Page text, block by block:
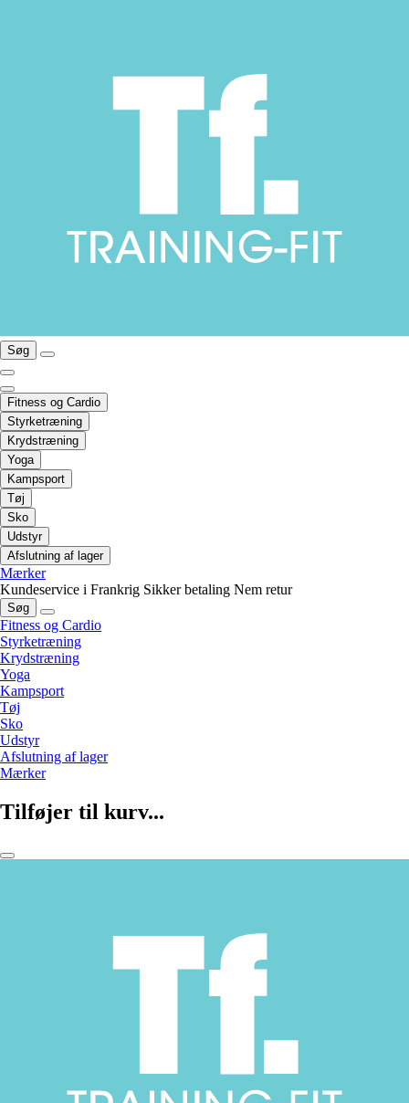
Søg
Fitness og Cardio
Styrketræning
Krydstræning
Yoga
Kampsport
Tøj
Sko
Udstyr
Afslutning af lager
Mærker
Kundeservice i Frankrig Sikker betaling Nem retur
Søg
Fitness og Cardio
Styrketræning
Krydstræning
Yoga
Kampsport
Tøj
Sko
Udstyr
Afslutning af lager
Mærker
Tilføjer til kurv...